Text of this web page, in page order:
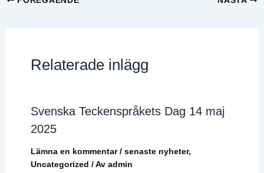
Relaterade inlägg
Svenska Teckenspråkets Dag 14 maj
2025
Lämna en kommentar / senaste nyheter,
Uncategorized / Av admin